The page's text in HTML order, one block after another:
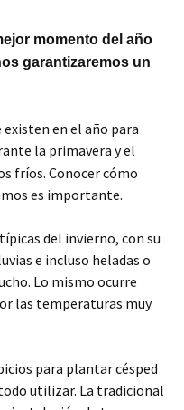
momento del año
garantizaremos un
existen en el año para
la primavera y el
fríos. Conocer cómo
es importante.
del invierno, con su
e incluso heladas o
Lo mismo ocurre
las temperaturas muy
para plantar césped
utilizar. La tradicional